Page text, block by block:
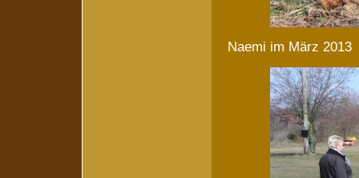
Naemi im März